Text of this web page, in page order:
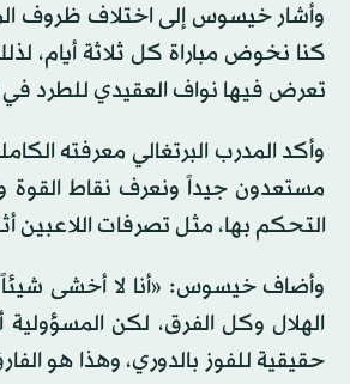
وأشار خيسوس إلى اختلاف ظروف
كنا نخوض مباراة كل ثلاثة أيام،
تعرض فيها نواف العقيدي للطرد في
وأكد المدرب البرتغالي معرفته
مستعدون جيداً ونعرف نقاط القوة
التحكم بها، مثل تصرفات اللاعبين
وأضاف خيسوس: «أنا لا أخشى شيئاً
الهلال وكل الفرق، لكن
حقيقية للفوز بالدوري، وهذا هو